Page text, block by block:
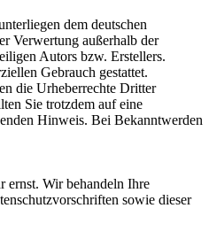
dem deutschen
Verwertung außerhalb der
Autors bzw. Erstellers.
Gebrauch gestattet.
die Urheberrechte Dritter
Sie trotzdem auf eine
Hinweis. Bei Bekanntwerden
ernst. Wir behandeln Ihre
sowie dieser